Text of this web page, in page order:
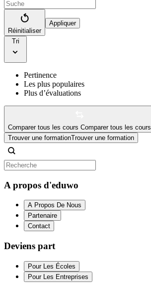
Réinitialiser
Appliquer
Tri
Pertinence
Les plus populaires
Plus d’évaluations
Comparer tous les cours Comparer tous les cours
Trouver une formationTrouver une formation
A propos d'eduwo
A Propos De Nous
Partenaire
Contact
Deviens part
Pour Les Écoles
Pour Les Entreprises